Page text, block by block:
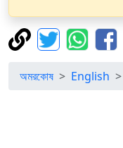
অমরকোষ English